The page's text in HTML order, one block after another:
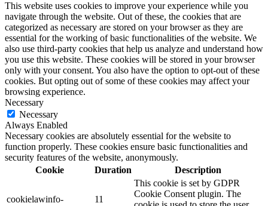
This website uses cookies to improve your experience while you
navigate through the website. Out of these, the cookies that are
categorized as necessary are stored on your browser as they are
essential for the working of basic functionalities of the website. We
also use third-party cookies that help us analyze and understand how
you use this website. These cookies will be stored in your browser
only with your consent. You also have the option to opt-out of these
cookies. But opting out of some of these cookies may affect your
browsing experience.
Necessary
Necessary
Always Enabled
Necessary cookies are absolutely essential for the website to
function properly. These cookies ensure basic functionalities and
security features of the website, anonymously.
Cookie
Duration Description
cookielawinfo-
11
This cookie is set by GDPR
Cookie Consent plugin. The